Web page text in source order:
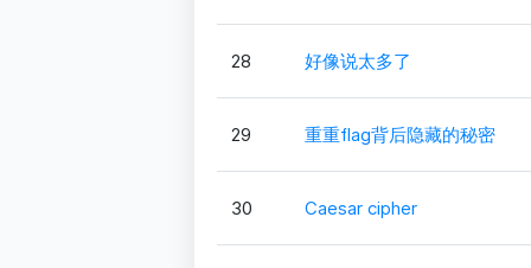
28 好像说太多了
29 重重flag背后隐藏的秘密
30 Caesar cipher